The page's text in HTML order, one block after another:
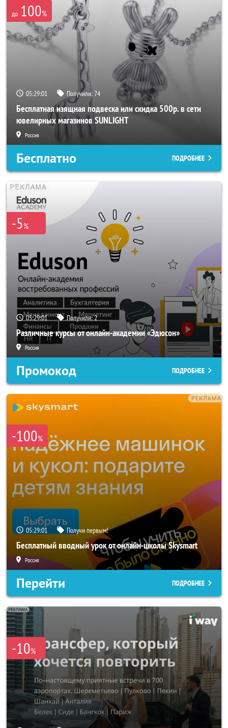
до 100%
05:28:59 Получили:74
Бесплатная изящная подвеска или скидка 500р. в сети
ювелирных магазинов SUNLIGHT
Россия
Бесплатно ПОДРОБНЕЕ
-5%
05:28:59 Получили:2
Различные курсы от онлайн-академии «Эдюсон»
Россия
Промокод ПОДРОБНЕЕ
-100%
05:28:59 Получи первым!
Бесплатный вводный урок от онлайн-школы Skysmart
Россия
Перейти ПОДРОБНЕЕ
-10%